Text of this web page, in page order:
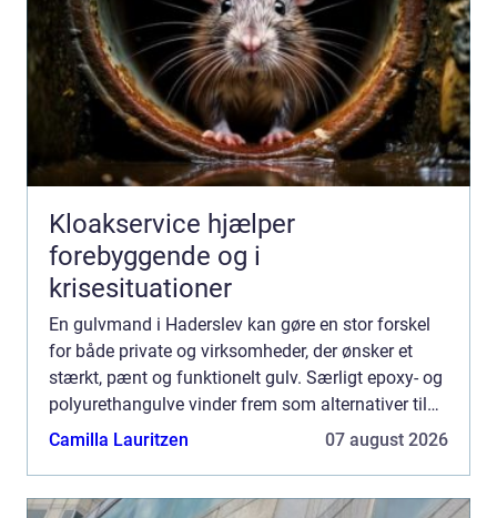
Kloakservice hjælper
forebyggende og i
krisesituationer
En gulvmand i Haderslev kan gøre en stor forskel
for både private og virksomheder, der ønsker et
stærkt, pænt og funktionelt gulv. Særligt epoxy- og
polyurethangulve vinder frem som alternativer til
traditionelle belægninger, fordi de kombinerer
Camilla Lauritzen 07 august 2026